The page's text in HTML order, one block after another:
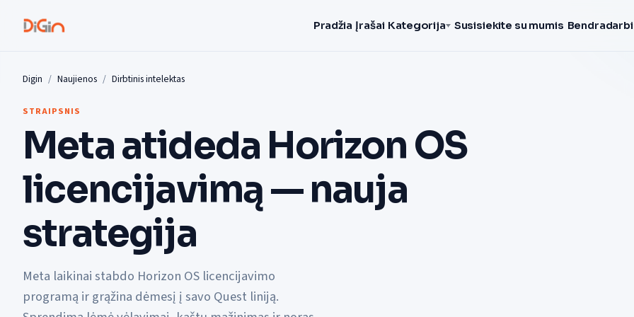
Pradžia Įrašai Kategorija Susisiekite su mumis
Digin Naujienos Dirbtinis intelektas
STRAIPSNIS
Meta atideda Horizon OS
licencijavimą — nauja
strategija
Meta laikinai stabdo Horizon OS licencijavimo
programą ir grąžina dėmesį į savo Quest liniją.